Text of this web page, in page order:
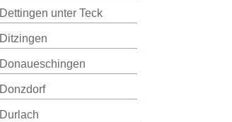
Dettingen unter Teck
Ditzingen
Donaueschingen
Donzdorf
Durlach